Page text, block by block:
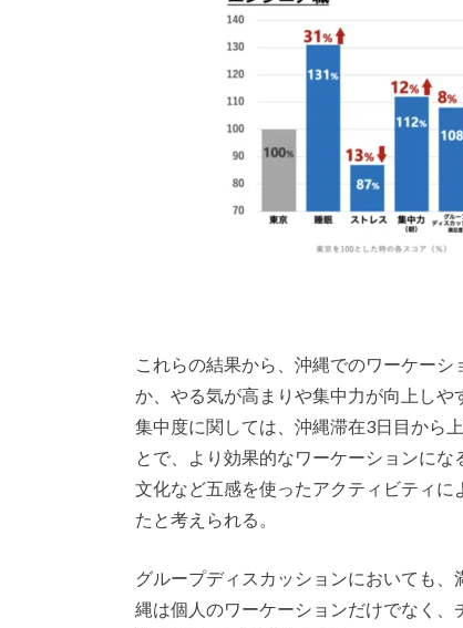
これらの結果から、沖縄でのワーケー
か、やる気が高まりや集中力が向上しや
集中度に関しては、沖縄滞在3日目から
とで、より効果的なワーケーションに
文化など五感を使ったアクティビティ
たと考えられる。
グループディスカッションにおいても
縄は個人のワーケーションだけでなく